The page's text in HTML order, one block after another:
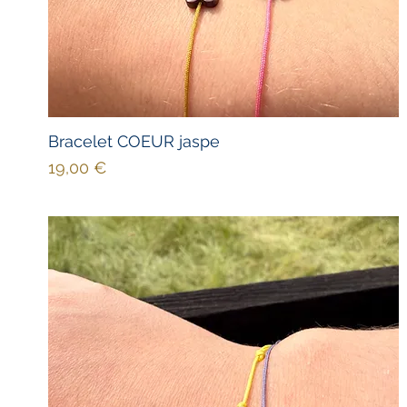
Bracelet COEUR jaspe
Prix
19,00 €